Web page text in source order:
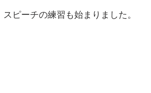
ピーチの練習も始まりました。